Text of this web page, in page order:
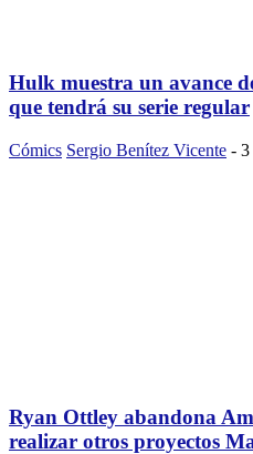
Hulk muestra un avance
que tendrá su serie regular
Cómics Sergio Benítez Vicente - 3
Ryan Ottley abandona
realizar otros proyectos